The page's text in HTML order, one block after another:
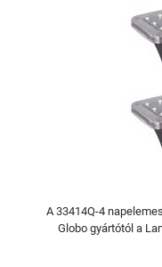
A 33414Q-4
Globo gyártótól a